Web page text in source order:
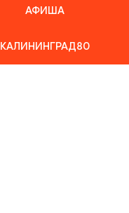
ЭКСКУРСИИ
АФИША
КАЛИНИНГРАД80